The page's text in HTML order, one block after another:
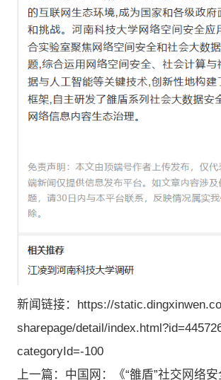
新闻链接： https://
sharepage/detail/
categoryId=-100
上一篇：中国网：《“雒盾”社交网络